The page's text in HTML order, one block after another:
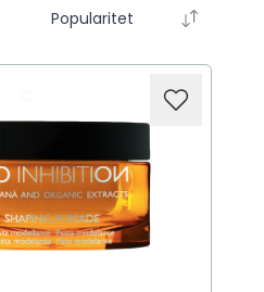
Popularitet